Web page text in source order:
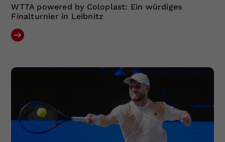
WTTA powered by Coloplast: Ein würdiges
Finalturnier in Leibnitz